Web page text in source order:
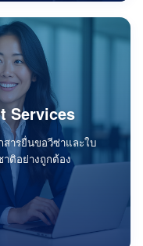
Services
สารยื่นขอวีซ่าและใบ
ติอย่างถูกต้อง